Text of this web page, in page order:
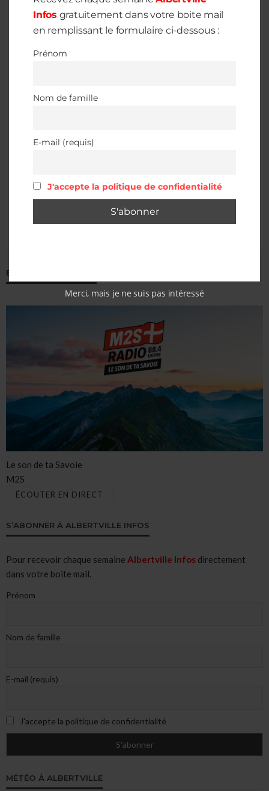
Save my name, email, and website in this browser for the next
time I comment.
ECOUTER M2S RADIO
Le son de ta Savoie
M2S
ÉCOUTER EN DIRECT
S’ABONNER À ALBERTVILLE INFOS
Pour recevoir chaque semaine Albertville Infos directement
dans votre boite mail.
Prénom
Nom de famille
E-mail (requis)
J'accepte la politique de confidentialité
MÉTÉO À ALBERTVILLE
Infos gratuitement dans votre boite mail
en remplissant le formulaire ci-dessous :
Prénom
Nom de famille
E-mail (requis)
J'accepte la politique de confidentialité
Merci, mais je ne suis pas intéressé